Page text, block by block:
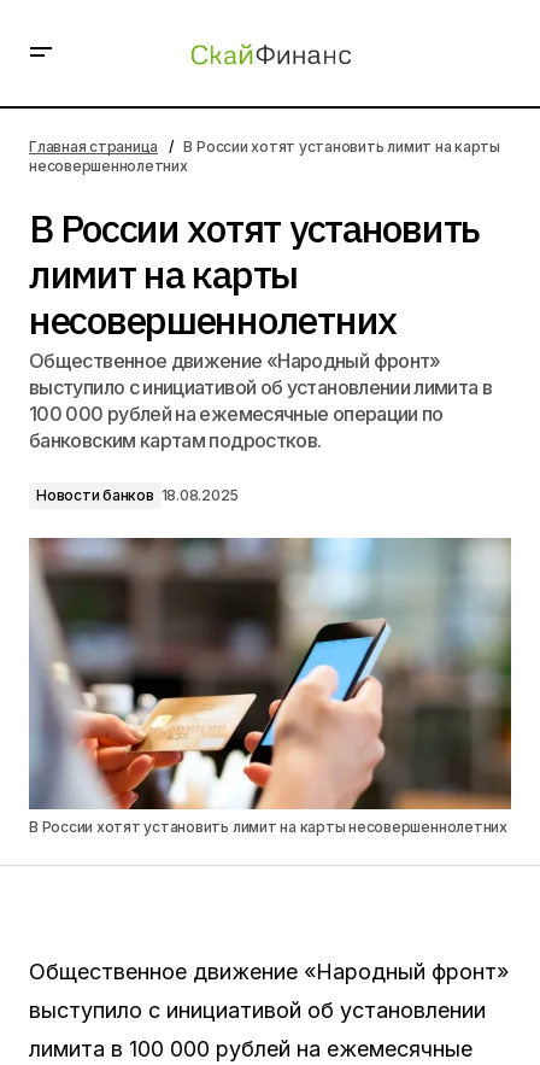
несовершеннолетних
Главная страница
В России хотят установить лимит на карты
несовершеннолетних
В России хотят установить
лимит на карты
несовершеннолетних
Общественное движение «Народный фронт»
выступило с инициативой об установлении лимита в
100 000 рублей на ежемесячные операции по
банковским картам подростков.
Новости банков 18.08.2025
В России хотят установить лимит на карты несовершеннолетних
Общественное движение «Народный фронт»
выступило с инициативой об установлении
лимита в 100 000 рублей на ежемесячные